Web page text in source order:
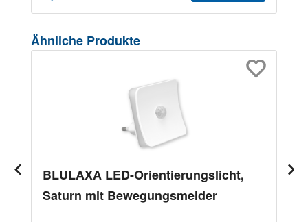
Produktgalerie überspringen
Ähnliche Produkte
BLULAXA LED-Orientierungslicht,
Saturn mit Bewegungsmelder